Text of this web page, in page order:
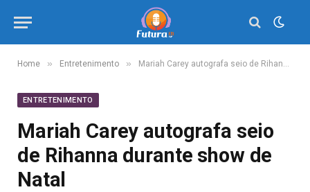
Home » Entretenimento » Mariah Carey autografa seio de Rihanna durante show de Natal
ENTRETENIMENTO
Mariah Carey autografa seio
de Rihanna durante show de
Natal